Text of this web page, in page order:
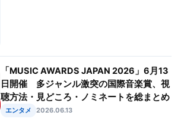
「MUSIC AWARDS JAPAN 2026」6月13
日開催 多ジャンル激突の国際音楽賞、視
聴方法・見どころ・ノミネートを総まとめ
エンタメ 2026.06.13